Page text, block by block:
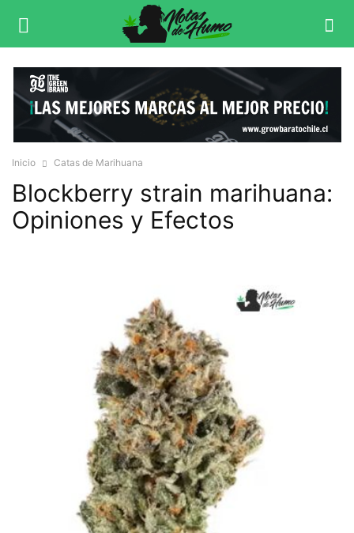
Inicio Catas de Marihuana
Blockberry strain marihuana:
Opiniones y Efectos